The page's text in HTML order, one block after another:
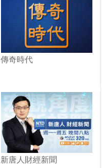
傳奇時代
新唐人財經新聞